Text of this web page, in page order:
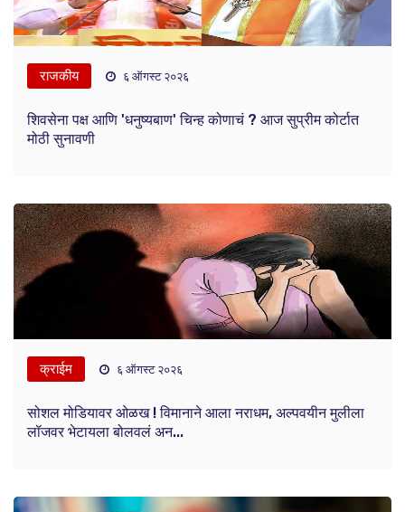
राजकीय ६ ऑगस्ट २०२६
शिवसेना पक्ष आणि 'धनुष्यबाण' चिन्ह कोणाचं ? आज सुप्रीम कोर्टात
मोठी सुनावणी
क्राईम ६ ऑगस्ट २०२६
सोशल मोडियावर ओळख ! विमानाने आला नराधम, अल्पवयीन मुलीला
लॉजवर भेटायला बोलवलं अन...